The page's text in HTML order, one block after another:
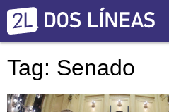
Tag: Senado